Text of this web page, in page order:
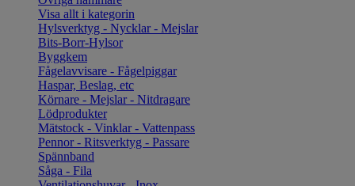
Visa allt i kategorin
Hylsverktyg - Nycklar - Mejslar
Bits-Borr-Hylsor
Byggkem
Fågelavvisare - Fågelpiggar
Haspar, Beslag, etc
Körnare - Mejslar - Nitdragare
Lödprodukter
Mätstock - Vinklar - Vattenpass
Pennor - Ritsverktyg - Passare
Spännband
Såga - Fila